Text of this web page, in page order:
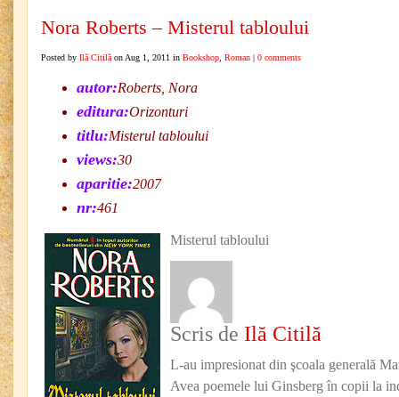
Nora Roberts – Misterul tabloului
Posted by Ilă Citilă on Aug 1, 2011 in Bookshop Roman | 0 comments
autor:Roberts, Nora
editura:Orizonturi
titlu:Misterul tabloului
views:30
aparitie:2007
nr:461
Misterul tabloului
Scris de Ilă Citilă
L-au impresionat din şcoala generală
Avea poemele lui Ginsberg în copii la